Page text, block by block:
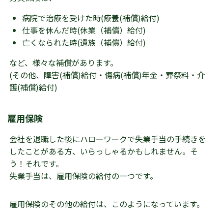
病院で治療を受けた時(療養(補償)給付)
仕事を休んだ時(休業（補償）給付)
亡くなられた時(遺族（補償）給付)
など、様々な補償があります。
(その他、障害(補償)給付・傷病(補償)年金・葬祭料・介
護(補償)給付)
雇用保険
会社を退職した後にハローワークで失業手当の手続きを
したことがある方、いらっしゃるかもしれません。そ
う！それです。
失業手当は、雇用保険の給付の一つです。
雇用保険のその他の給付は、このようになっています。